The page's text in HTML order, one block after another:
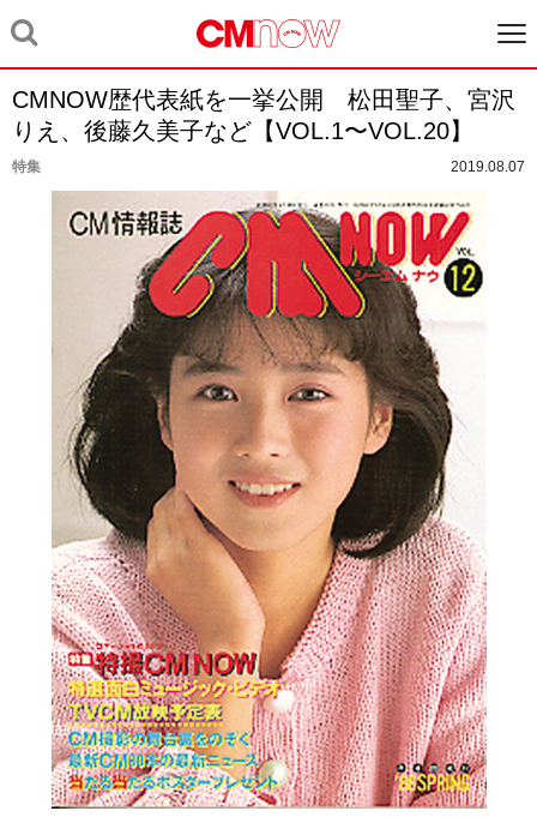
CMNOW歴代表紙を一挙公開 松田聖子、宮沢
りえ、後藤久美子など【VOL.1〜VOL.20】
特集 2019.08.07